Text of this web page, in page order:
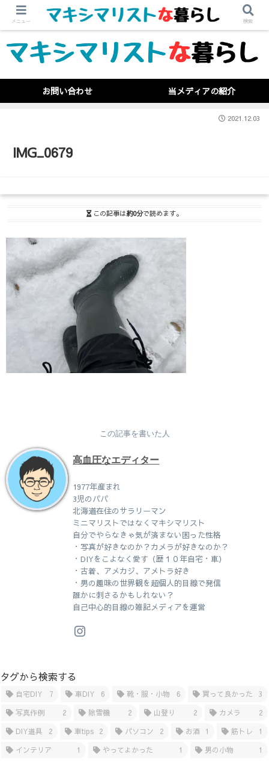
お問い合わせ 当メディアの紹介
IMG_0679
2021.12.03
この記事は約0分で読めます。
この記事を書いた人
高血圧なエディター
1977年産まれ
3児のパパ
北海道在住のサラリーマン
ミニマリストではなくマキシマリスト
自分でやらなきゃ気が済まない困った性格
・写真が好きなのか？カメラが好きなのか？
・DIYをこよなく愛す（歴１０年自宅・車）
・古着、アメカジ、アメトラ好き
・男の趣味の世界観を超個人的目線で発信
誰かに刺さるかもしれない？
自己中心的目線の雑記メディアを運営
タグから検索する
自宅DIY 7 車DIY 6 靴・服・小物 6 買って良かった
3
写真作例
2 除雪機 2 山登り 2 カメラ
2
DIY道具
2 車tips 2 パソコン 2 お酒 1 筋トレ
1
インテリア
1 やってよかった 1 男の小物 1
メニュー 検索